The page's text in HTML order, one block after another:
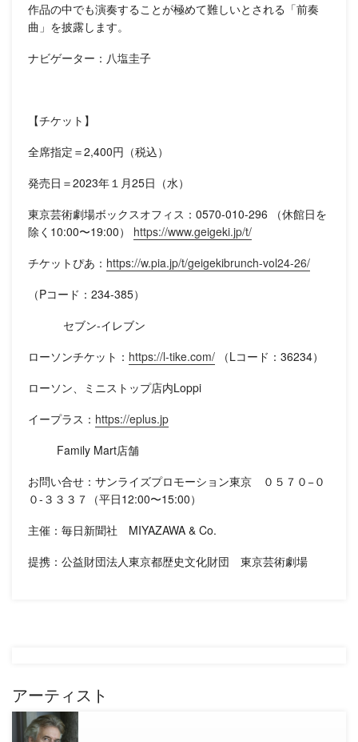
作品の中でも演奏することが極めて難しいとされる「前奏
曲」を披露します。
ナビゲーター：八塩圭子
【チケット】
全席指定＝2,400円（税込）
発売日＝2023年１月25日（水）
東京芸術劇場ボックスオフィス：0570-010-296 （休館日を
除く10:00〜19:00） https://www.geigeki.jp/t/
チケットぴあ： https://w.pia.jp/t/geigekibrunch-vol24-26/
（Pコード：234-385）
セブン-イレブン
ローソンチケット： https://l-tike.com/ （Lコード：36234）
ローソン、ミニストップ店内Loppi
イープラス： https://eplus.jp
Family Mart店舗
お問い合せ：サンライズプロモーション東京 ０５７０−０
０-３３３７（平日12:00〜15:00）
主催：毎日新聞社 MIYAZAWA & Co.
提携：公益財団法人東京都歴史文化財団 東京芸術劇場
アーティスト